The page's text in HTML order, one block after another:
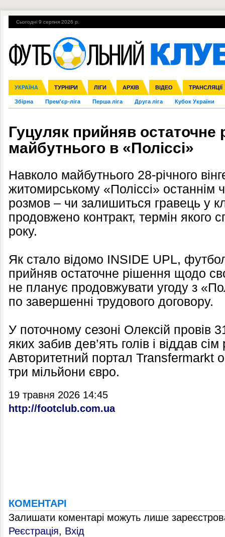
Сьогодні 9 серпня 2026 р.
УКРАЇНА ТУРНІРИ ЛІГИ АРХІВ ВІДЕО ТРАНСЛЯЦІЇ
Збірна Прем'єр-ліга Перша ліга Друга ліга Кубок України
Ліга чемпіонів Ліга Європи Міжнародні Ліга націй Ліга
Англія Іспанія Італія Німеччина Франція Інші
ЧС-2014 ЄВРО-2016 Росія Кубок конфедерацій ЧЄ-2015 (U-
Гарячі теми УПЛ, 2-й тур ВІЙНА УПЛ-ПЕРЕХОДИ
Гуцуляк прийняв
майбутнього в «Поліссі»
Навколо майбутнього 28-річного
житомирському «Поліссі»
розмов – чи залишиться гравець у
продовжено контракт, термін якого
року.
Як стало відомо INSIDE UPL,
прийняв остаточне рішення щодо
не планує продовжувати угоду з
по завершенні трудового договору.
У поточному сезоні Олексій провів
яких забив дев’ять голів і віддав
Авторитетний портал Transfermarkt
три мільйони євро.
19 травня 2026 14:45
http://footclub.com.ua
КОМЕНТАРІ
Залишати коментарі можуть лише
Реєстрація, Вхід